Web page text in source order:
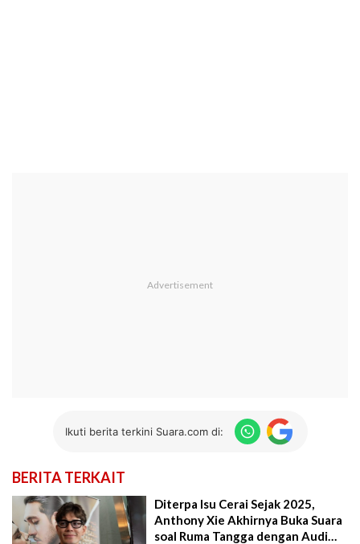
Ikuti berita terkini Suara.com di:
BERITA TERKAIT
Diterpa Isu Cerai Sejak 2025,
Anthony Xie Akhirnya Buka Suara
soal Ruma Tangga dengan Audi